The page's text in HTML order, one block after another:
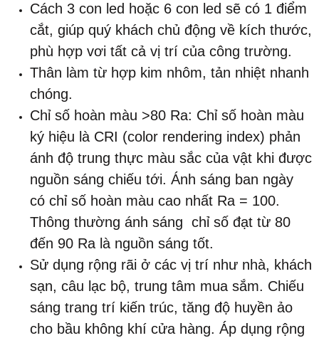
Cách 3 con led hoặc 6 con led sẽ có 1 điểm
cắt, giúp quý khách chủ động về kích thước,
phù hợp vơi tất cả vị trí của công trường.
Thân làm từ hợp kim nhôm, tản nhiệt nhanh
chóng.
Chỉ số hoàn màu >80 Ra: Chỉ số hoàn màu
ký hiệu là CRI (color rendering index) phản
ánh độ trung thực màu sắc của vật khi được
nguồn sáng chiếu tới. Ánh sáng ban ngày
có chỉ số hoàn màu cao nhất Ra = 100.
Thông thường ánh sáng chỉ số đạt từ 80
đến 90 Ra là nguồn sáng tốt.
Sử dụng rộng rãi ở các vị trí như nhà, khách
sạn, câu lạc bộ, trung tâm mua sắm. Chiếu
sáng trang trí kiến trúc, tăng độ huyền ảo
cho bầu không khí cửa hàng. Áp dụng rộng